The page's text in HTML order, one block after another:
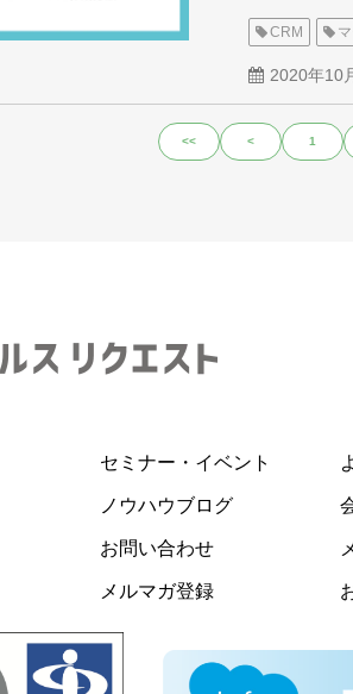
CRM
2020年10
<< < 1
セミナー・イベント
ノウハウブログ
お問い合わせ
メルマガ登録